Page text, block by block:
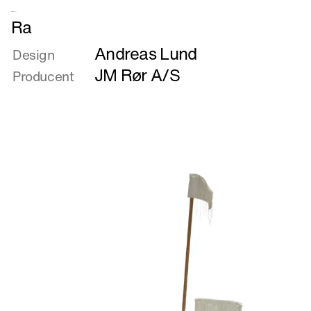
Læs
mere
om
Ra
Ra
Design Andreas Lund
Producent JM Rør A/S